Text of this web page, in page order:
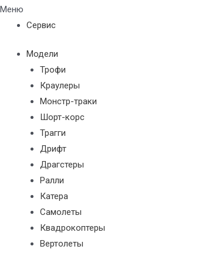
Меню
Сервис
Модели
Трофи
Краулеры
Монстр-траки
Шорт-корс
Трагги
Дрифт
Драгстеры
Ралли
Катера
Самолеты
Квадрокоптеры
Вертолеты